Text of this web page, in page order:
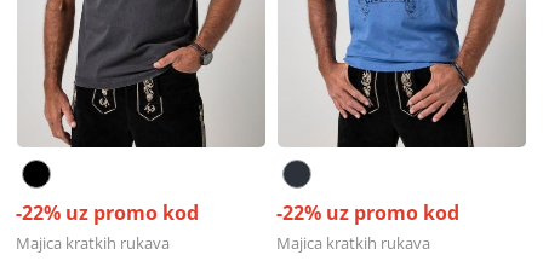
-22% uz promo kod
Majica kratkih rukava
-22% uz promo kod
Majica kratkih rukava